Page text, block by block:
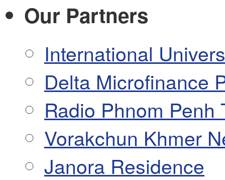
Our Partners
International
Delta Microfinance
Radio Phnom Penh
Vorakchun Khmer
Janora Residence